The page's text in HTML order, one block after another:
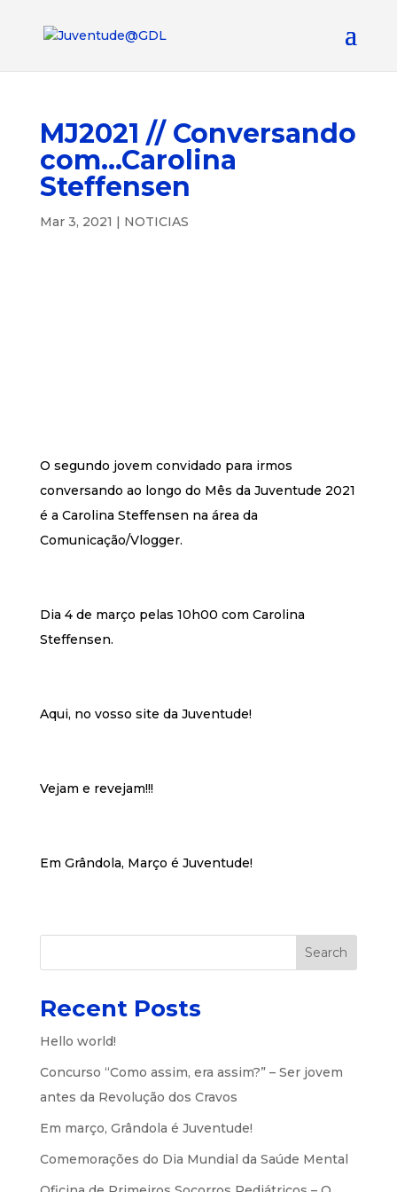
MJ2021 // Conversando
com…Carolina
Steffensen
Mar 3, 2021 | NOTICIAS
O segundo jovem convidado para irmos
conversando ao longo do Mês da Juventude 2021
é a Carolina Steffensen na área da
Comunicação/Vlogger.
Dia 4 de março pelas 10h00 com Carolina
Steffensen.
Aqui, no vosso site da Juventude!
Vejam e revejam!!!
Em Grândola, Março é Juventude!
Search
Recent Posts
Hello world!
Concurso “Como assim, era assim?” – Ser jovem
antes da Revolução dos Cravos
Em março, Grândola é Juventude!
Comemorações do Dia Mundial da Saúde Mental